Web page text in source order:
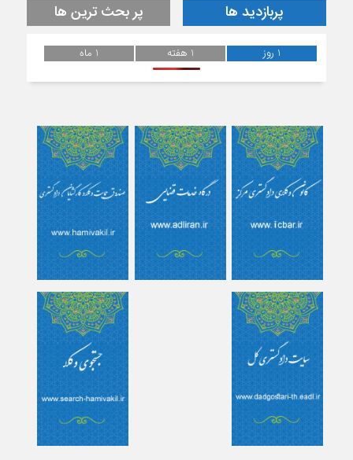
پربازدید ها پر بحث ترین ها
1 روز 1 هفته 1 ماه